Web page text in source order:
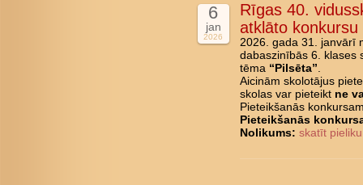
6
jan
2026
Rīgas 40.
atklāto
2026. gada 31. janvārī
dabaszinībās 6. klases
tēma “Pilsēta”.
Aicinām skolotājus
skolas var pieteikt ne
Pieteikšanās
Pieteikšanās
Nolikums: skatīt